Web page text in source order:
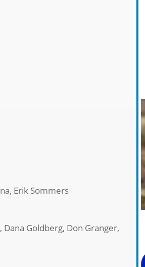
Erik Sommers
, Dana Goldberg, Don Granger,